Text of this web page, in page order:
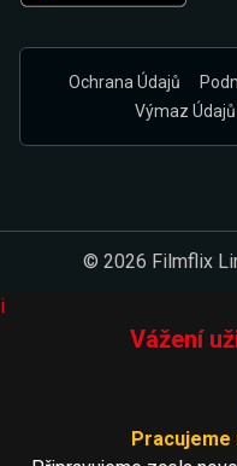
Ochrana Údajů
Výmaz Údajů
© 2026 Filmflix
i
Vážení
Pracujeme